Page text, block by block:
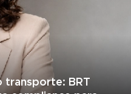
transporte: BRT